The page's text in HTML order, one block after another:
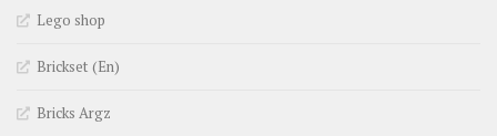
Lego shop
Brickset (En)
Bricks Argz